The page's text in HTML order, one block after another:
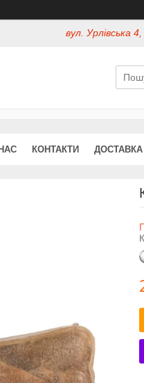
вул. Урлівська
КОНТАКТИ